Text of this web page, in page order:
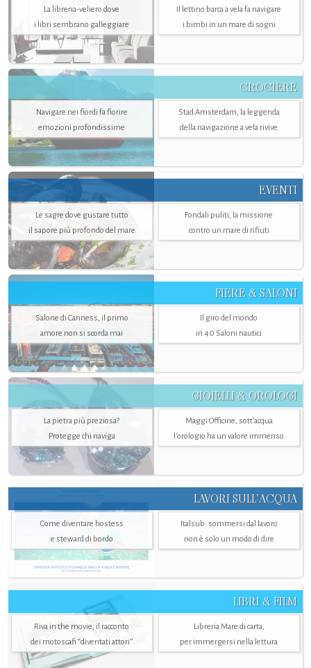
La libreria-veliero dove
i libri sembrano galleggiare
Il lettino barca a vela fa navigare
i bimbi in un mare di sogni
CROCIERE
Navigare nei fiordi fa fiorire
emozioni profondissime
Stad Amsterdam, la leggenda
della navigazione a vela rivive
EVENTI
Le sagre dove gustare tutto
il sapore più profondo del mare
Fondali puliti, la missione
contro un mare di rifiuti
FIERE & SALONI
Salone di Canness, il primo
amore non si scorda mai
Il giro del mondo
in 40 Saloni nautici
GIOIELLI & OROLOGI
La pietra più preziosa?
Protegge chi naviga
Maggi Officine, sott’acqua
l'orologio ha un valore immenso
LAVORI SULL’ACQUA
Come diventare hostess
e steward di bordo
Italsub: sommersi dal lavoro
non è solo un modo di dire
LIBRI & FILM
Riva in the movie, il racconto
dei motoscafi “diventati attori”
Libreria Mare di carta,
per immergersi nella lettura